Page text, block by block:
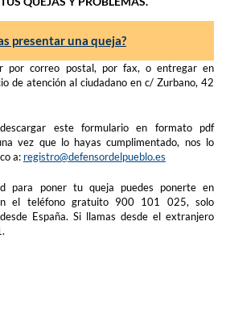
presentar una queja?
por correo postal, por fax, o entregar en
de atención al ciudadano en c/ Zurbano, 42
este formulario en formato pdf
vez que lo hayas cumplimentado, nos lo
a: registro@defensordelpueblo.es
para poner tu queja puedes ponerte en
el teléfono gratuito 900 101 025, solo
España. Si llamas desde el extranjero